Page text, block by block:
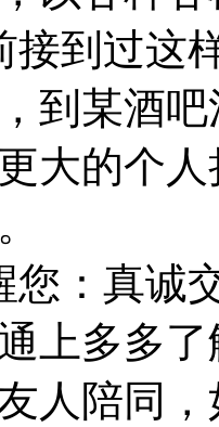
接到过这
到某酒
大的个
您：真诚
上多多
人陪同